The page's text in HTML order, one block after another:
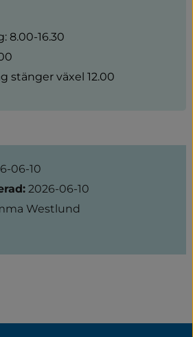
8.00-16.30
stänger växel 12.00
06-10
2026-06-10
Westlund